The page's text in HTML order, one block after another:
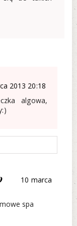
2013 20:18
algowa,
10 marca
spa